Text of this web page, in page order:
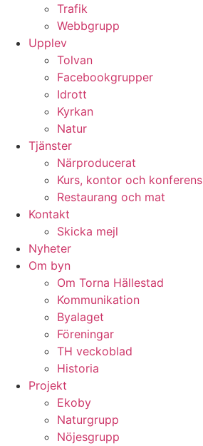
Trafik
Webbgrupp
Upplev
Tolvan
Facebookgrupper
Idrott
Kyrkan
Natur
Tjänster
Närproducerat
Kurs, kontor och konferens
Restaurang och mat
Kontakt
Skicka mejl
Nyheter
Om byn
Om Torna Hällestad
Kommunikation
Byalaget
Föreningar
TH veckoblad
Historia
Projekt
Ekoby
Naturgrupp
Nöjesgrupp